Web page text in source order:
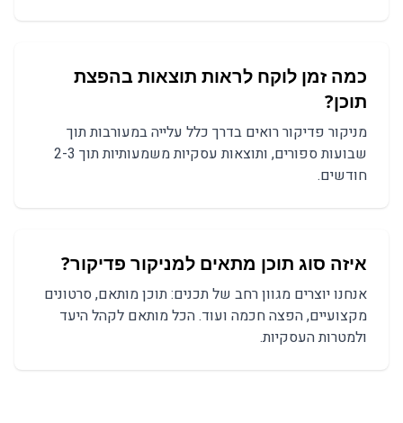
כמה זמן לוקח לראות תוצאות בהפצת
תוכן?
מניקור פדיקוררואים בדרך כלל עלייה במעורבות תוך
שבועות ספורים, ותוצאות עסקיות משמעותיות תוך 2-3
חודשים.
איזה סוג תוכן מתאים למניקור פדיקור?
אנחנו יוצרים מגוון רחב של תכנים:תוכן מותאם, סרטונים
מקצועיים, הפצה חכמה ועוד. הכל מותאם לקהל היעד
ולמטרות העסקיות.